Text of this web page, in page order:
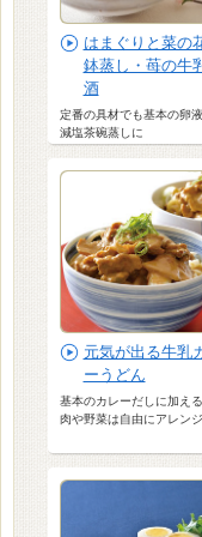
はまぐりと菜の
鉢蒸し・苺の牛
酒
定番の具材でも基本の卵
減塩茶碗蒸しに
元気が出る牛乳
ーうどん
基本のカレーだしに加え
肉や野菜は自由にアレンジ